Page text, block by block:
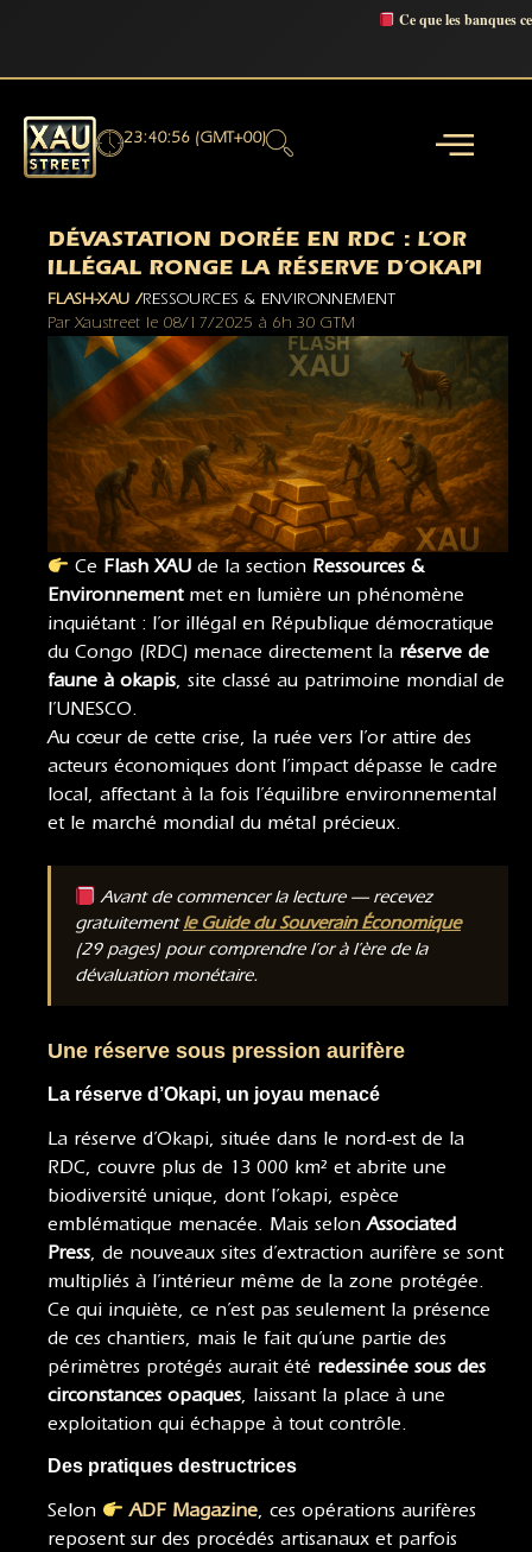
Ce que les banques
23:40:58 (GMT+00)
DÉVASTATION DORÉE EN RDC : L’OR
ILLÉGAL RONGE LA RÉSERVE D’OKAPI
FLASH-XAU /RESSOURCES & ENVIRONNEMENT
Par Xaustreet le 08/17/2025 à 6h 30 GTM
Ce Flash XAU de la section Ressources &
Environnementmet en lumière un phénomène
inquiétant : l’or illégal en République démocratique
du Congo (RDC) menace directement la réserve de
faune à okapis, site classé au patrimoine mondial de
l’UNESCO.
Au cœur de cette crise, la ruée vers l’or attire des
acteurs économiques dont l’impact dépasse le cadre
local, affectant à la fois l’équilibre environnemental
et le marché mondial du métal précieux.
Avant de commencer la lecture — recevez
gratuitementle Guide du Souverain Économique
(29 pages) pour comprendre l’or à l’ère de la
dévaluation monétaire.
Une réserve sous pression aurifère
La réserve d’Okapi, un joyau menacé
La réserve d’Okapi, située dans le nord-est de la
RDC, couvre plus de 13 000 km² et abrite une
biodiversité unique, dont l’okapi, espèce
emblématique menacée. Mais selonAssociated
Press, de nouveaux sites d’extraction aurifère se sont
multipliés à l’intérieur même de la zone protégée.
Ce qui inquiète, ce n’est pas seulement la présence
de ces chantiers, mais le fait qu’une partie des
périmètres protégés aurait été redessinée sous des
circonstances opaques, laissant la place à une
exploitation qui échappe à tout contrôle.
Des pratiques destructrices
Selon ADF Magazine, ces opérations aurifères
reposent sur des procédés artisanaux et parfois